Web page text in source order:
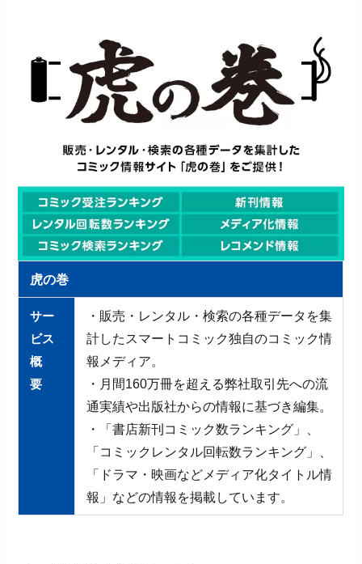
虎の巻
サー
ビス
概
要
・販売・レンタル・検索の各種データを集
計したスマートコミック独自のコミック情
報メディア。
・月間160万冊を超える弊社取引先への流
通実績や出版社からの情報に基づき編集。
・「書店新刊コミック数ランキング」、
「コミックレンタル回転数ランキング」、
「ドラマ・映画などメディア化タイトル情
報」などの情報を掲載しています。